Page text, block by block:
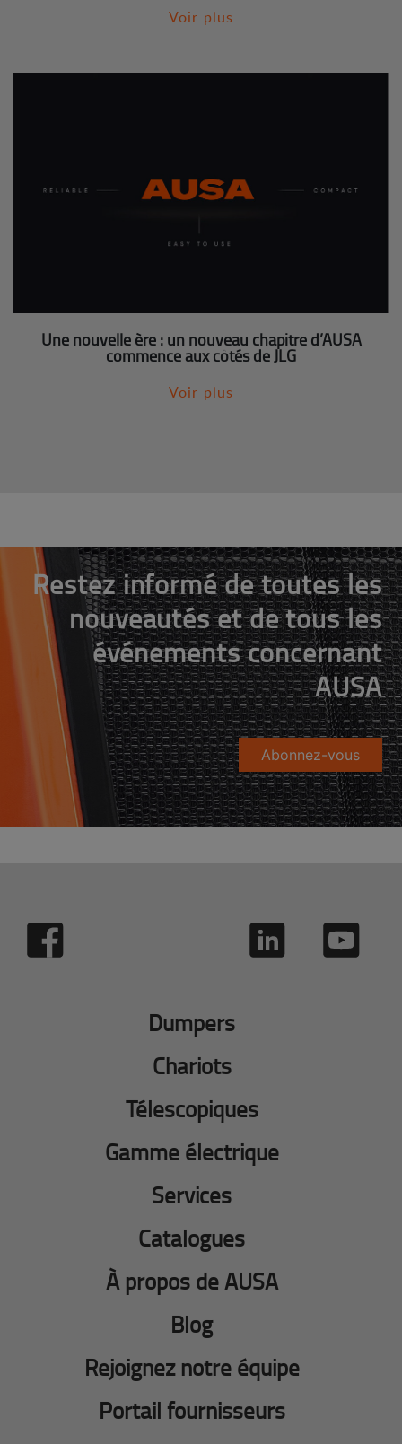
Voir plus
Une nouvelle ère : un nouveau chapitre d’AUSA
commence aux côtés de JLG
Voir plus
Restez informé de toutes les
nouveautés et de tous les
événements concernant
AUSA
Abonnez-vous
Dumpers
Chariots
Télescopiques
Gamme électrique
Services
Catalogues
À propos de AUSA
Blog
Rejoignez notre équipe
Portail fournisseurs